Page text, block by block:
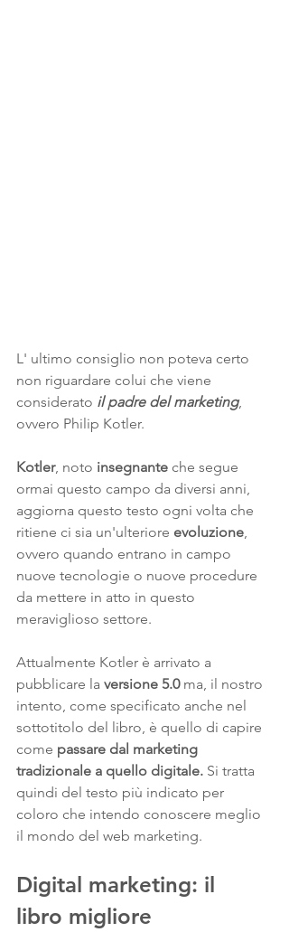
L' ultimo consiglio non poteva certo
non riguardare colui che viene
considerato il padre del marketing,
ovvero Philip Kotler.
Kotler, noto insegnante che segue
ormai questo campo da diversi anni,
aggiorna questo testo ogni volta che
ritiene ci sia un'ulteriore evoluzione,
ovvero quando entrano in campo
nuove tecnologie o nuove procedure
da mettere in atto in questo
meraviglioso settore.
Attualmente Kotler è arrivato a
pubblicare la versione 5.0 ma, il nostro
intento, come specificato anche nel
sottotitolo del libro, è quello di capire
come passare dal marketing
tradizionale a quello digitale. Si tratta
quindi del testo più indicato per
coloro che intendo conoscere meglio
il mondo del web marketing.
Digital marketing: il
libro migliore